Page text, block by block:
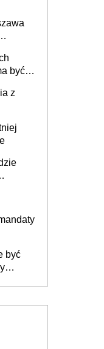
być
z
być